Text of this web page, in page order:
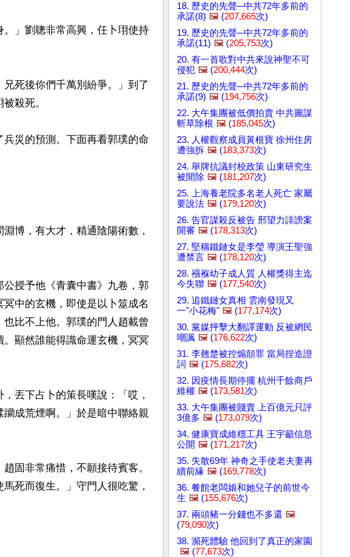
。」劉聰非常高興，任卜珝使持
死後你們千萬別紛爭。」到了
殺死。
兵災的預測。下面再看郭璞的命
博，有大才，精通陰陽術數，
授予他《青囊中書》九卷，郭
中的玄機，即使是以卜筮成名
比不上他。郭璞的門人趙載曾
顯然誰能得識命運玄機，冥冥
丟下占卜的策長嘆說：「哎，
成荒煙啊。」於是暗中聯絡親
固非常痛惜，不願接待賓客。
死而復生。」守門人很吃驚，
18. 歷史的先聲─中共72年多前的
承諾(8) 🖼️ (207,665次)
19. 歷史的先聲─中共72年多前的
承諾(11) 🖼️ (205,753次)
20. 有一首歌對中共來說神聖不可
侵犯 🖼️ (200,444次)
21. 歷史的先聲─中共72年多前的
承諾(9) 🖼️ (194,756次)
22. 大午集團被低價拍賣 中共圖謀
斬草除根 🖼️ (185,045次)
23. 人權觀察成員黃根寶 徐州住房
遭強拆 🖼️ (183,373次)
24. 舉牌抗議封校政策 山東研究生
被開除 🖼️ (181,207次)
25. 上海養老院多名老人死亡 家屬
要說法 🖼️ (179,120次)
26. 告官謀殺反被告 邢望力誹謗案
開審 🖼️ (178,313次)
27. 堅稱鐵鏈女是李瑩 導演王聖強
遭禁言 🖼️ (178,120次)
28. 襁褓幼子成人質 人權獎得主迄
今失聯 🖼️ (177,540次)
29. 追鐵鏈女真相 雲南發現又
一"小花梅" 🖼️ (177,174次)
30. 黨媒抨擊大翻譯運動 反被網民
嘲諷 🖼️ (176,622次)
31. 李翹楚被控煽顛罪 當局捏造證
詞 🖼️ (175,682次)
32. 因疫情長期停擺 杭州千餘商戶
維權 🖼️ (173,581次)
33. 大午集團被賤賣 上百億元只評
3億多 🖼️ (173,079次)
34. 健康寶成維穩工具 王宇籲信息
公開 🖼️ (171,217次)
35. 失散69年 神奇之手使老夫妻再
續前緣 🖼️ (169,778次)
36. 餐館老闆娘和她兒子的前世今
生 🖼️ (155,676次)
37. 兩頭豬一分錢也不多還 🖼️
(79,090次)
38. 瀕死體驗 他回到了真正的家園
🖼️ (77,673次)